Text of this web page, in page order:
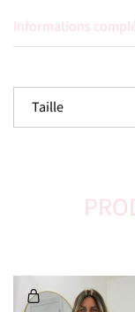
Informations
Taille